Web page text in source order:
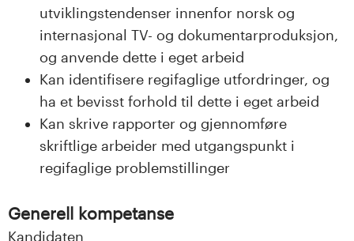
utviklingstendenser innenfor norsk og
internasjonal TV- og dokumentarproduksjon,
og anvende dette i eget arbeid
Kan identifisere regifaglige utfordringer, og
ha et bevisst forhold til dette i eget arbeid
Kan skrive rapporter og gjennomføre
skriftlige arbeider med utgangspunkt i
regifaglige problemstillinger
Generell kompetanse
Kandidaten